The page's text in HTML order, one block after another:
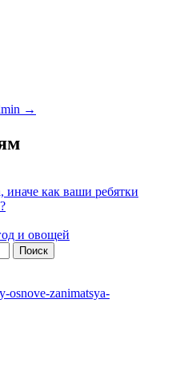
→
иначе как ваши ребятки
и овощей
osnove-zanimatsya-